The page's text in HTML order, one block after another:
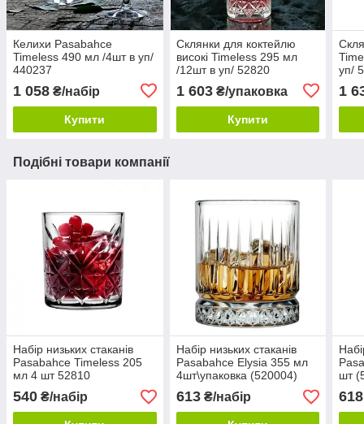
Келихи Pasabahce
Timeless 490 мл /4шт в уп/
440237
1 058 ₴/набір
Купити
Склянки для коктейлю
високі Timeless 295 мл
/12шт в уп/ 52820
1 603₴/упаковка
Купити
уп/
1
Подібні товари компанії
Набір низьких стаканів
Pasabahce Timeless 205
мл 4 шт 52810
540 ₴/набір
Набір низьких стаканів
Pasabahсе Elysia 355 мл
4шт\упаковка (520004)
613₴/набір
шт
618